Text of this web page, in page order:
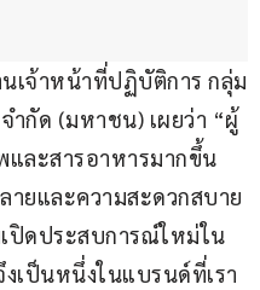
นเจ้าหน้าที่ปฏิบัติการ กลุ่ม
ำกัด (มหาชน) เผยว่า “ผู้
ละสารอาหารมากขึ้น
ยและความสะดวกสบาย
ปิดประสบการณ์ใหม่ใน
เป็นหนึ่งในแบรนด์ที่เรา